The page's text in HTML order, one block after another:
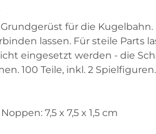
für die
lassen. Für steile Parts
eingesetzt werden - die
100 Teile, inkl. 2 Spielfiguren.
7,5 x 7,5 x 1,5 cm